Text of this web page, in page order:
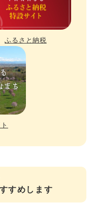
ふるさと納税
すめします